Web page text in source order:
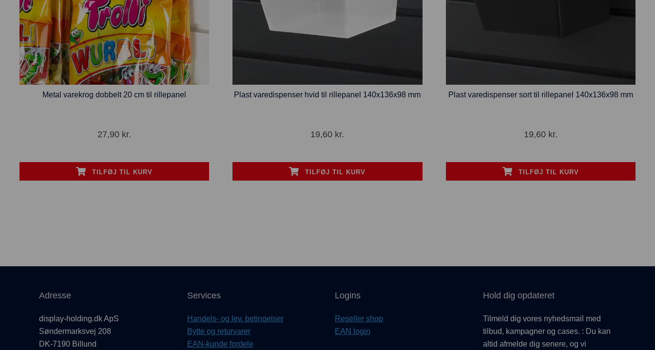
Metal varekrog dobbelt 20 cm til rillepanel
27,90 kr.
TILFØJ TIL KURV
Plast varedispenser hvid til rillepanel 140x136x98 mm
19,60 kr.
TILFØJ TIL KURV
Plast varedispenser sort til rillepanel 140x136x98 mm
19,60 kr.
TILFØJ TIL KURV
Adresse
display-holding.dk ApS
Søndermarksvej 208
DK-7190 Billund
Services
Handels- og lev. betingelser
Bytte og returvarer
EAN-kunde fordele
Logins
Reseller shop
EAN login
Hold dig opdateret
Tilmeld dig vores nyhedsmail med
tilbud, kampagner og cases. : Du kan
altid afmelde dig senere, og vi